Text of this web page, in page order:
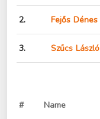
2. Fejős Dénes
3. Szűcs László
# Name